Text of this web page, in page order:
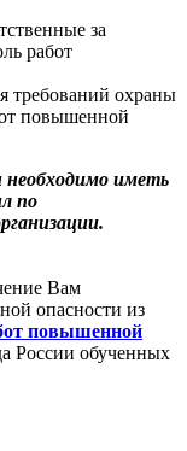
за
работ
требований охраны
повышенной
необходимо иметь
по
Вам
опасности из
повышенной
России обученных